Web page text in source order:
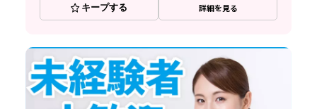
キープする 詳細を見る